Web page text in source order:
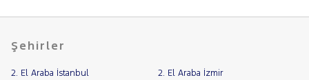
Şehirler
2. El Araba İstanbul 2. El Araba İzmir